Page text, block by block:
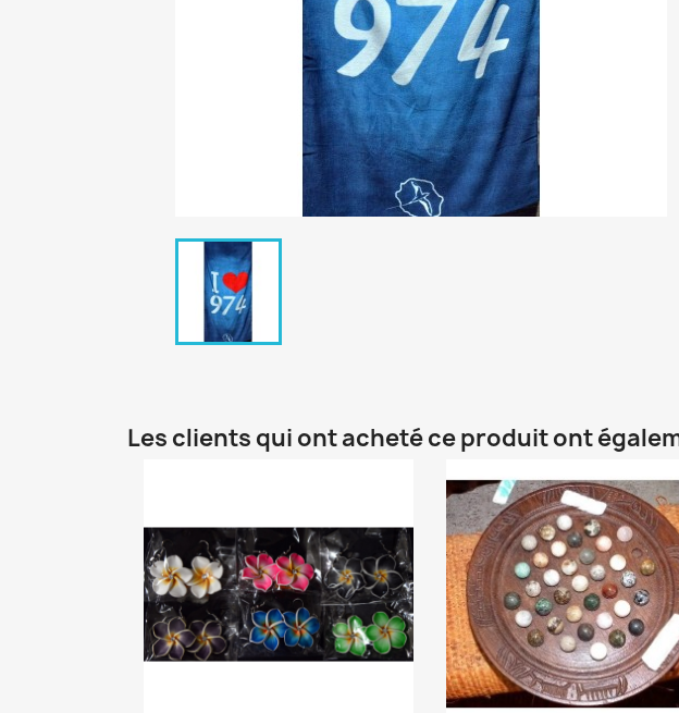
Les clients qui ont acheté ce produit ont